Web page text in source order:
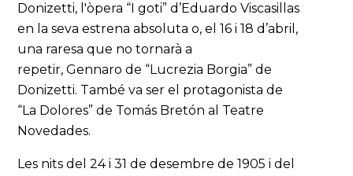
Donizetti, l'òpera “I goti” d’Eduardo Viscasillas
en la seva estrena absoluta o, el 16 i 18 d’abril,
una raresa que no tornarà a
repetir, Gennaro de “Lucrezia Borgia” de
Donizetti. També va ser el protagonista de
“La Dolores” de Tomás Bretón al Teatre
Novedades.
Les nits del 24 i 31 de desembre de 1905 i del